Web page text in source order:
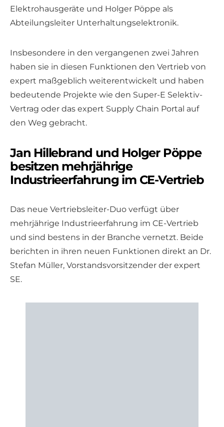
Elektrohausgeräte und Holger Pöppe als
Abteilungsleiter Unterhaltungselektronik.
Insbesondere in den vergangenen zwei Jahren
haben sie in diesen Funktionen den Vertrieb von
expert maßgeblich weiterentwickelt und haben
bedeutende Projekte wie den Super-E Selektiv-
Vertrag oder das expert Supply Chain Portal auf
den Weg gebracht.
Jan Hillebrand und Holger Pöppe
besitzen mehrjährige
Industrieerfahrung im CE-Vertrieb
Das neue Vertriebsleiter-Duo verfügt über
mehrjährige Industrieerfahrung im CE-Vertrieb
und sind bestens in der Branche vernetzt. Beide
berichten in ihren neuen Funktionen direkt an Dr.
Stefan Müller, Vorstandsvorsitzender der expert
SE.